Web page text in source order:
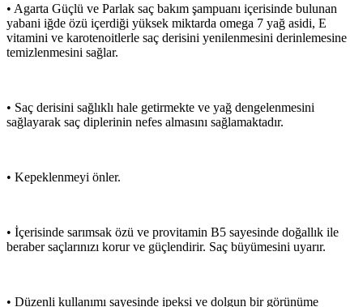
• Agarta Güçlü ve Parlak saç bakım şampuanı içerisinde bulunan
yabani iğde özü içerdiği yüksek miktarda omega 7 yağ asidi, E
vitamini ve karotenoitlerle saç derisini yenilenmesini derinlemesine
temizlenmesini sağlar.
• Saç derisini sağlıklı hale getirmekte ve yağ dengelenmesini
sağlayarak saç diplerinin nefes almasını sağlamaktadır.
• Kepeklenmeyi önler.
• İçerisinde sarımsak özü ve provitamin B5 sayesinde doğallık ile
beraber saçlarınızı korur ve güçlendirir. Saç büyümesini uyarır.
• Düzenli kullanımı sayesinde ipeksi ve dolgun bir görünüme